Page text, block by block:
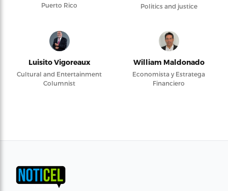
Puerto Rico
Politics and justice
Luisito Vigoreaux
Cultural and Entertainment
Columnist
William Maldonado
Economista y Estratega
Financiero